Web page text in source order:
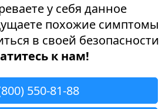
у себя данное
похожие симптомы
в своей безопасности
к нам!
550-81-88